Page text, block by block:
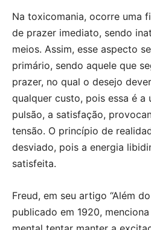
Na toxicomania, ocorre uma
de prazer imediato, sendo
meios. Assim, esse aspecto
primário, sendo aquele que
prazer, no qual o desejo
qualquer custo, pois essa é a
pulsão, a satisfação,
tensão. O princípio de
desviado, pois a energia
satisfeita.
Freud, em seu artigo “Além
publicado em 1920,